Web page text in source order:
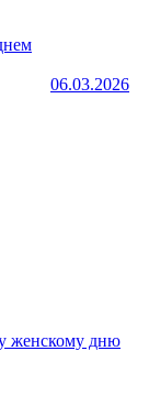
06.03.2026
женскому дню